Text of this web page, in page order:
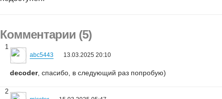
Комментарии (5)
1
abc5443 13.03.2025 20:10
decoder, спасибо, в следующий раз попробую)
2